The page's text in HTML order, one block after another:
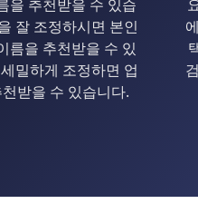
을 추천받을 수 있습
잘 조정하시면 본인
름을 추천받을 수 있
밀하게 조정하면 업
받을 수 있습니다.